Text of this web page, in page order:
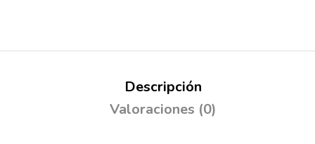
Descripción
Valoraciones (0)